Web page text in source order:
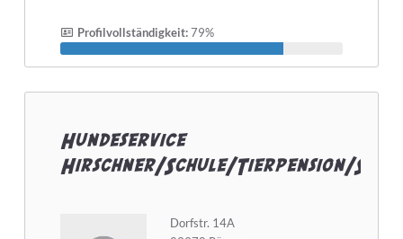
Profilvollständigkeit:79%
Hundeservice
Hirschner/Schule/Tierpension/
Dorfstr. 14A